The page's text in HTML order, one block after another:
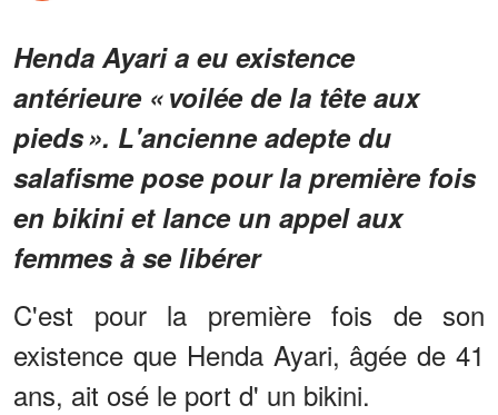
Henda Ayari a eu existence
antérieure « voilée de la tête aux
pieds ». L'ancienne adepte du
salafisme pose pour la première fois
en bikini et lance un appel aux
femmes à se libérer
C'est pour la première fois de son
existence que Henda Ayari, âgée de 41
ans, ait osé le port d' un bikini.